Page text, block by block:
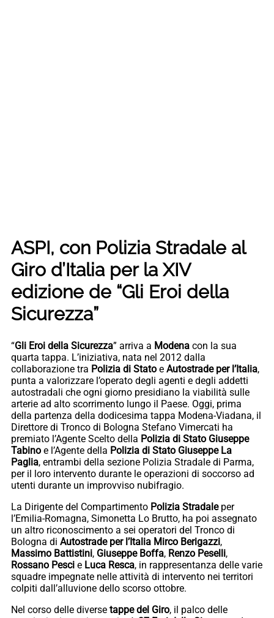
ASPI, con Polizia Stradale al
Giro d’Italia per la XIV
edizione de “Gli Eroi della
Sicurezza”
“Gli Eroi della Sicurezza” arriva a Modena con la sua
quarta tappa. L’iniziativa, nata nel 2012 dalla
collaborazione tra Polizia di Stato e Autostrade per l’Italia,
punta a valorizzare l’operato degli agenti e degli addetti
autostradali che ogni giorno presidiano la viabilità sulle
arterie ad alto scorrimento lungo il Paese. Oggi, prima
della partenza della dodicesima tappa Modena-Viadana, il
Direttore di Tronco di Bologna Stefano Vimercati ha
premiato l’Agente Scelto della Polizia di Stato Giuseppe
Tabino e l’Agente della Polizia di Stato Giuseppe La
Paglia, entrambi della sezione Polizia Stradale di Parma,
per il loro intervento durante le operazioni di soccorso ad
utenti durante un improvviso nubifragio.
La Dirigente del Compartimento Polizia Stradaleper
l’Emilia-Romagna, Simonetta Lo Brutto, ha poi assegnato
un altro riconoscimento a sei operatori del Tronco di
Bologna di Autostrade per l’Italia Mirco Berigazzi,
Massimo Battistini, Giuseppe Boffa, Renzo Peselli,
Rossano Pesci e Luca Resca, in rappresentanza delle varie
squadre impegnate nelle attività di intervento nei territori
colpiti dall’alluvione dello scorso ottobre.
Nel corso delle diverse tappe del Giro, il palco delle